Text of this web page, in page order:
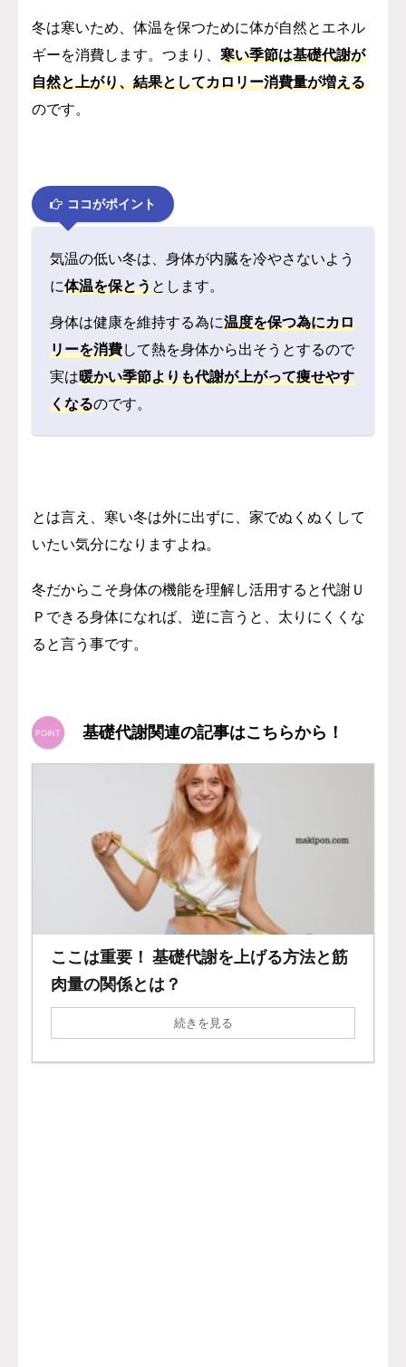
冬は寒いため、体温を保つために体が自然とエネル
ギーを消費します。つまり、 寒い季節は基礎代謝が
自然と上がり、結果としてカロリー消費量が増える
のです。
ココがポイント
気温の低い冬は、身体が内臓を冷やさないよう
に体温を保とうとします。
身体は健康を維持する為に温度を保つ為にカロ
リーを消費して熱を身体から出そうとするので
実は暖かい季節よりも代謝が上がって痩せやす
くなるのです。
とは言え、寒い冬は外に出ずに、家でぬくぬくして
いたい気分になりますよね。
冬だからこそ身体の機能を理解し活用すると代謝Ｕ
Ｐできる身体になれば、逆に言うと、太りにくくな
ると言う事です。
基礎代謝関連の記事はこちらから！
ここは重要！ 基礎代謝を上げる方法と筋
肉量の関係とは？
続きを見る